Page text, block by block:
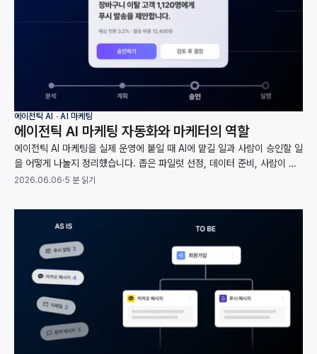
에이전틱 AI ∙ AI 마케팅
에이전틱 AI 마케팅 자동화와 마케터의 역할
에이전틱 AI 마케팅을 실제 운영에 붙일 때 AI에 맡길 일과 사람이 승인할 일
을 어떻게 나눌지 정리했습니다. 좁은 파일럿 선정, 데이터 준비, 사람이 검
토할 범위까지 가트너와 맥킨지 자료로 짚었습니다.
2026.06.06·5 분 읽기